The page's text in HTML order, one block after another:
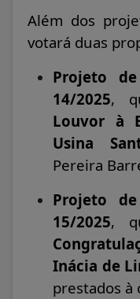
Além dos
votará duas
Projeto
14/2025,
Louvor à
Usina
Pereira
Projeto
15/2025,
Inácia de
prestados à